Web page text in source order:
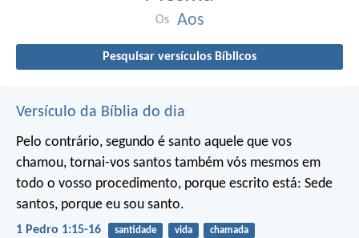
Os Aos
Pesquisar versículos Bíblicos
Versículo da Bíblia do dia
Pelo contrário, segundo é santo aquele que vos
chamou, tornai-vos santos também vós mesmos em
todo o vosso procedimento, porque escrito está: Sede
santos, porque eu sou santo.
1 Pedro 1:15-16 santidade vida chamada